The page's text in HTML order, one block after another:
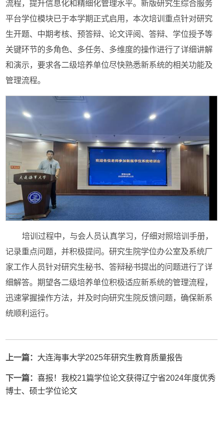
流程，提升信息化和精细化管理水平。新版研究生综合服务
平台学位模块已于本学期正式启用，本次培训重点针对研究
生开题、中期考核、预答辩、论文评阅、答辩、学位授予等
关键环节的多角色、多任务、多维度的操作进行了详细讲解
和演示，要求各二级培养单位尽快熟悉新系统的相关功能及
管理流程。
培训过程中，与会人员认真学习，仔细对照培训手册，
记录重点问题，并积极提问。研究生院学位办公室及系统厂
家工作人员针对研究生秘书、答辩秘书提出的问题进行了详
细解答。期望各二级培养单位积极适应新系统的管理流程，
迅速掌握操作方法，并及时向研究生院反馈问题，确保新系
统顺利运行。
上一篇： 大连海事大学2025年研究生教育质量报告
下一篇：喜报！我校21篇学位论文获得辽宁省2024年度优秀
博士、硕士学位论文